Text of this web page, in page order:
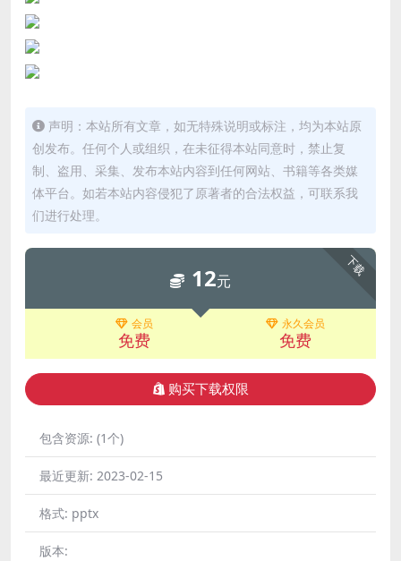
声明：本站所有文章，如无特殊说明或标注，均为本站原
创发布。任何个人或组织，在未征得本站同意时，禁止复
制、盗用、采集、发布本站内容到任何网站、书籍等各类媒
体平台。如若本站内容侵犯了原著者的合法权益，可联系我
们进行处理。
下载
12元
会员
免费
永久会员
免费
购买下载权限
包含资源: (1个)
最近更新: 2023-02-15
格式: pptx
版本: